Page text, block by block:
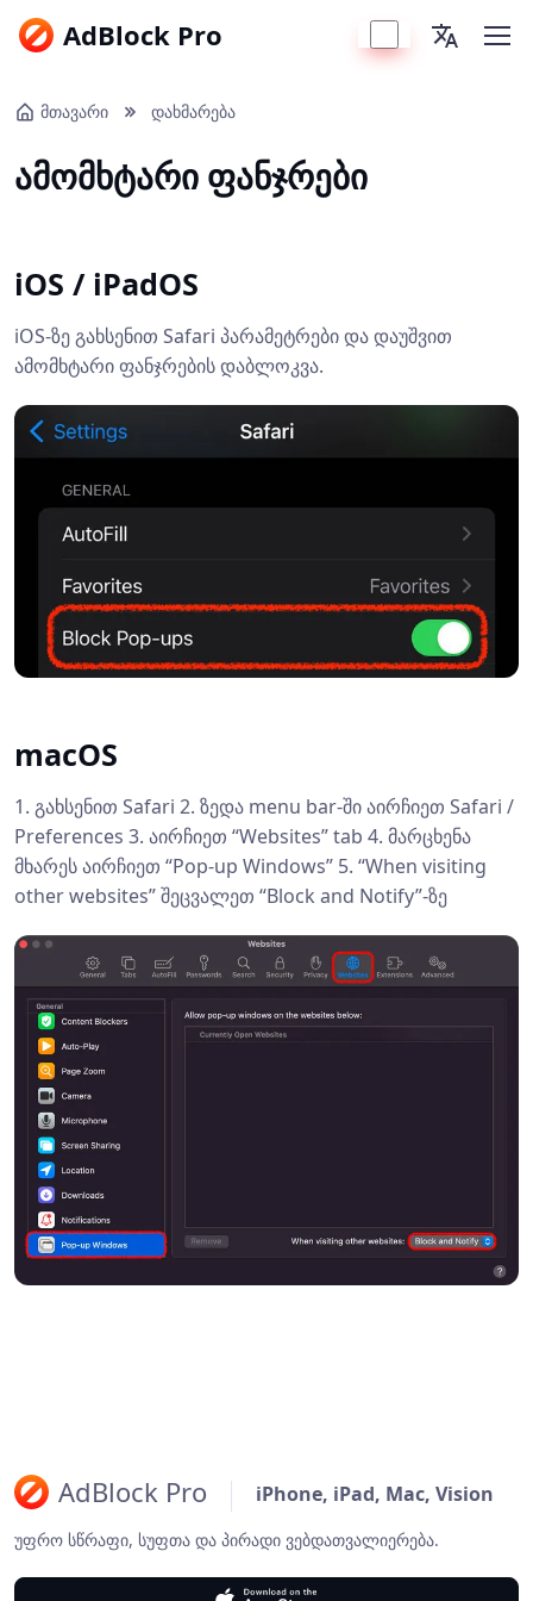
AdBlock Pro
მთავარი დახმარება
ამომხტარი ფანჯრები
iOS / iPadOS
iOS-ზე გახსენით Safari პარამეტრები და დაუშვით
ამომხტარი ფანჯრების დაბლოკვა.
macOS
1. გახსენით Safari 2. ზედა menu bar-ში აირჩიეთ Safari /
Preferences 3. აირჩიეთ “Websites” tab 4. მარცხენა
მხარეს აირჩიეთ “Pop-up Windows” 5. “When visiting
other websites” შეცვალეთ “Block and Notify”-ზე
AdBlock Pro iPhone, iPad, Mac, Vision
უფრო სწრაფი, სუფთა და პირადი ვებდათვალიერება.